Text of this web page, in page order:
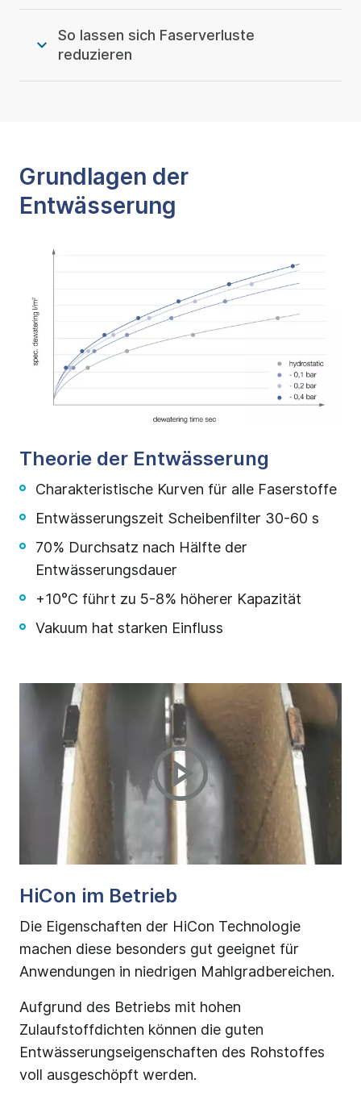
So lassen sich Faserverluste
reduzieren
Grundlagen der
Entwässerung
Theorie der Entwässerung
Charakteristische Kurven für alle Faserstoffe
Entwässerungszeit Scheibenfilter 30-60 s
70% Durchsatz nach Hälfte der
Entwässerungsdauer
+10°C führt zu 5-8% höherer Kapazität
Vakuum hat starken Einfluss
HiCon im Betrieb
Die Eigenschaften der HiCon Technologie
machen diese besonders gut geeignet für
Anwendungen in niedrigen Mahlgradbereichen.
Aufgrund des Betriebs mit hohen
Zulaufstoffdichten können die guten
Entwässerungseigenschaften des Rohstoffes
voll ausgeschöpft werden.